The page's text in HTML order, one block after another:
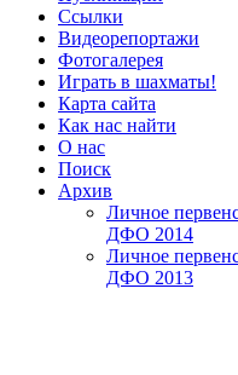
Ссылки
Видеорепортажи
Фотогалерея
Играть в шахматы!
Карта сайта
Как нас найти
О нас
Поиск
Архив
Личное
ДФО 2014
Личное
ДФО 2013